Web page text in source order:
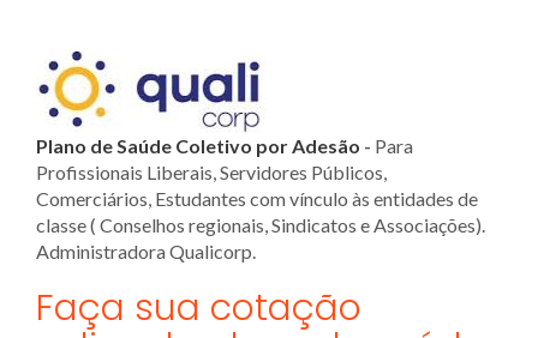
Plano de Saúde Coletivo por Adesão - Para
Profissionais Liberais, Servidores Públicos,
Comerciários, Estudantes com vínculo às entidades de
classe ( Conselhos regionais, Sindicatos e Associações).
Administradora Qualicorp.
Faça sua cotação